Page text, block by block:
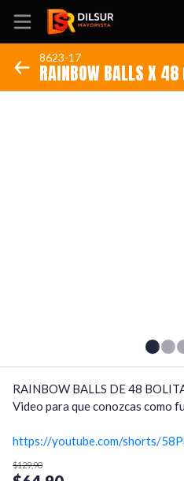
Inicio
8623-17
RAINBOW BALLS X 48 (VIDEO EXPLICATIVO)
(Código: 8623-17)
RAINBOW BALLS DE 48
Video para que conozcas como
https://youtube.com/shorts/
$129,90